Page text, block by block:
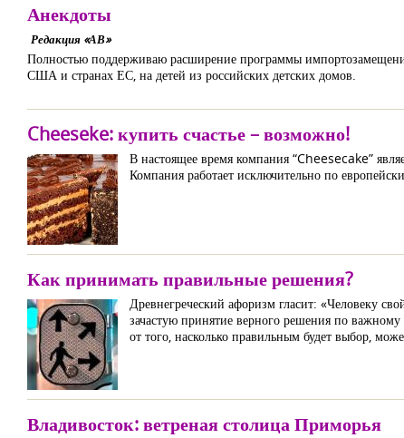
Анекдоты
Редакция «АВ»
Полностью поддерживаю расширение программы
США и странах ЕС, на детей из российских детских домов.
Cheeseke: купить счастье – возможно!
В настоящее время компания “Cheesecake”
Компания работает исключительно по
Как принимать правильные решения?
Древнегреческий афоризм гласит: «Человеку
зачастую принятие верного решения по
от того, насколько правильным будет выбор,
Владивосток: ветреная столица Приморья